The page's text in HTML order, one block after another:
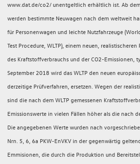
www.dat.de/co2/ unentgeltlich erhältlich ist. Ab
werden bestimmte Neuwagen nach dem weltweit
für Personenwagen und leichte Nutzfahrzeuge
Test Procedure, WLTP), einem neuen,
des Kraftstoffverbrauchs und der CO2-Emissionen,
September 2018 wird das WLTP den neuen
derzeitige Prüfverfahren, ersetzen. Wegen der
sind die nach dem WLTP gemessenen
Emissionswerte in vielen Fällen höher als die nach
Die angegebenen Werte wurden nach
Nrn. 5, 6, 6a PKW-EnVKV in der gegenwärtig
Emmisionen, die durch die Produktion und